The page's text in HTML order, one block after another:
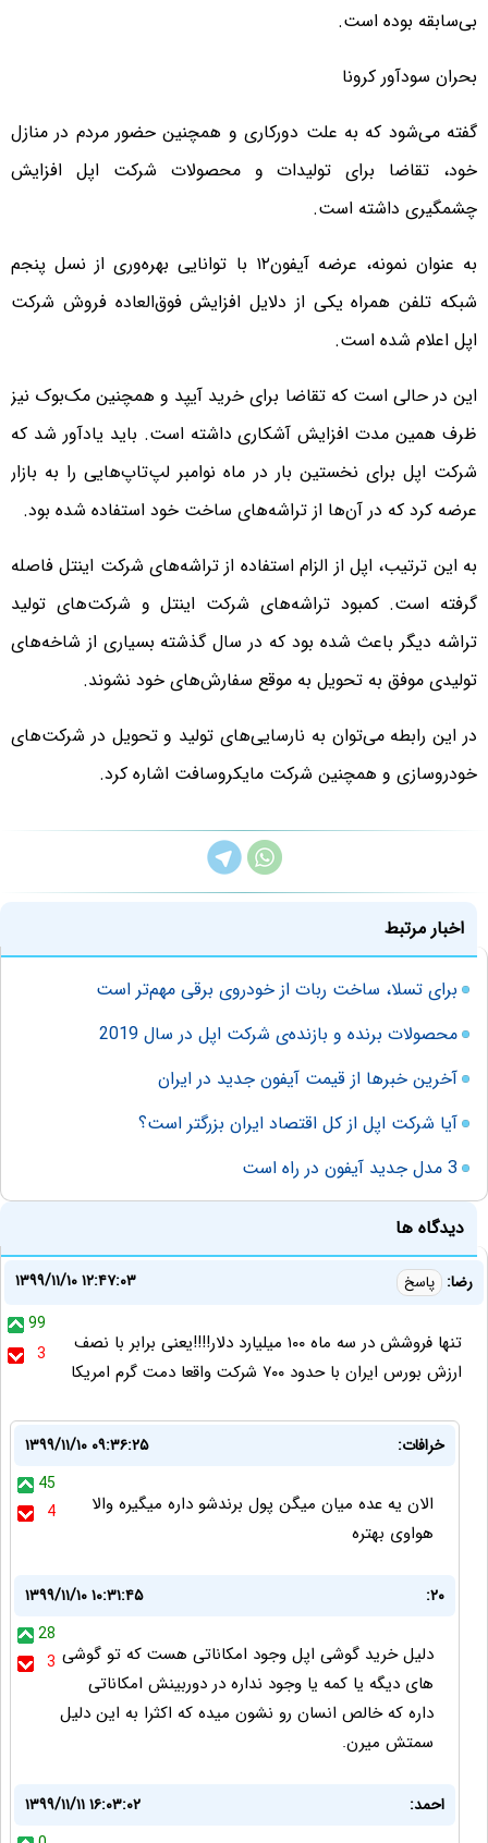
بی‌سابقه بوده است.
بحران سودآور کرونا
گفته می‌شود که به علت دورکاری و همچنین حضور مردم در منازل
خود، تقاضا برای تولیدات و محصولات شرکت اپل افزایش
چشمگیری داشته است.
به عنوان نمونه، عرضه آیفون‌۱۲ با توانایی بهره‌وری از نسل پنجم
شبکه تلفن همراه یکی از دلایل افزایش فوق‌العاده فروش شرکت
اپل اعلام شده است.
این در حالی است که تقاضا برای خرید آیپد و همچنین مک‌بوک نیز
ظرف همین مدت افزایش آشکاری داشته است. باید یادآور شد که
شرکت اپل برای نخستین بار در ماه نوامبر لپ‌تاپ‌هایی را به بازار
عرضه کرد که در آن‌ها از تراشه‌های ساخت خود استفاده شده بود.
به این ترتیب، اپل از الزام استفاده از تراشه‌های شرکت اینتل فاصله
گرفته است. کمبود تراشه‌های شرکت اینتل و شرکت‌های تولید
تراشه دیگر باعث شده بود که در سال گذشته بسیاری از شاخه‌های
تولیدی موفق به تحویل به موقع سفارش‌های خود نشوند.
در این رابطه می‌توان به نارسایی‌های تولید و تحویل در شرکت‌های
خودروسازی و همچنین شرکت مایکروسافت اشاره کرد.
اخبار مرتبط
برای تسلا، ساخت ربات‌ از خودروی برقی مهم‌تر است
محصولات برنده و بازنده‌ی شرکت اپل در سال 2019
آخرین خبرها از قیمت آیفون جدید در ایران
آیا شرکت اپل از کل اقتصاد ایران بزرگتر است؟
3 مدل جدید آیفون در راه است
دیدگاه ها
رضا: پاسخ
۱۳۹۹/۱۱/۱۰ ۱۲:۴۷:۰۳
99
3
تنها فروشش در سه ماه ۱۰۰ میلیارد دلار!!!!یعنی برابر با نصف
ارزش بورس ایران با حدود ۷۰۰ شرکت واقعا دمت گرم امریکا
خرافات:
۱۳۹۹/۱۱/۱۰ ۰۹:۳۶:۲۵
45
4
الان یه عده میان میگن پول برندشو داره میگیره والا
هواوی بهتره
٢٠:
۱۳۹۹/۱۱/۱۰ ۱۰:۳۱:۴۵
28
3 دلیل خرید گوشی اپل وجود امکاناتی هست که تو گوشی
های دیگه یا کمه یا وجود نداره در دوربینش امکاناتی
داره که خالص انسان رو نشون میده که اکثرا به این دلیل
سمتش میرن.
احمد:
۱۳۹۹/۱۱/۱۱ ۱۶:۰۳:۰۲